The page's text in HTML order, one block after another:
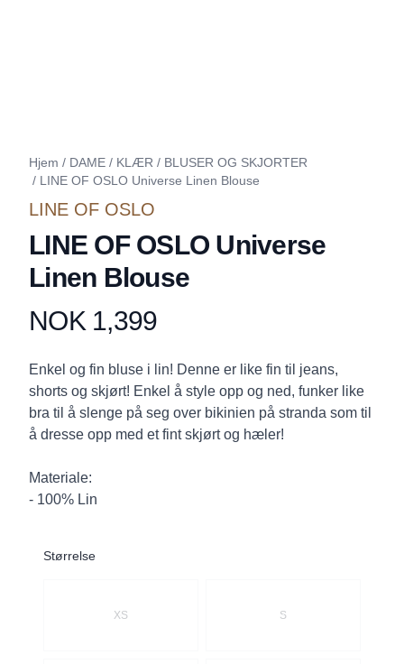
Hjem / DAME / KLÆR / BLUSER OG SKJORTER
/ LINE OF OSLO Universe Linen Blouse
LINE OF OSLO
LINE OF OSLO Universe
Linen Blouse
Produktdetaljer
NOK 1,399
Description
Enkel og fin bluse i lin! Denne er like fin til jeans,
shorts og skjørt! Enkel å style opp og ned, funker like
bra til å slenge på seg over bikinien på stranda som til
å dresse opp med et fint skjørt og hæler!
Materiale:
- 100% Lin
Størrelse
XS S